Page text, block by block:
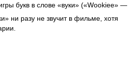
букв в слове «вуки» («Wookiee» —
ни разу не звучит в фильме, хотя